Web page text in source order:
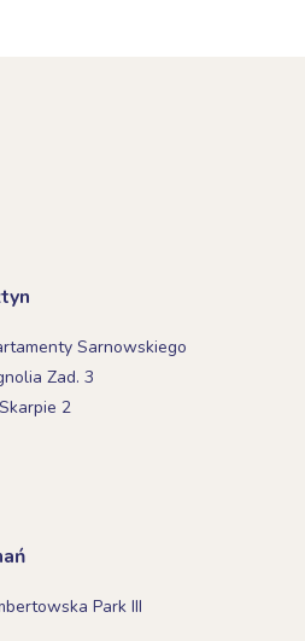
Sarnowskiego
Zad. 3
2
Park III